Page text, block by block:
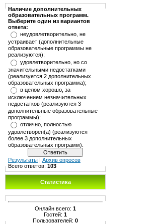
Наличие дополнительных
образовательных программ.
Выберите один из вариантов
ответа:
неудовлетворительно, не
устраивает (дополнительные
образовательные программы не
реализуются);
удовлетворительно, но со
значительными недостатками
(реализуется 2 дополнительных
образовательных программа);
в целом хорошо, за
исключением незначительных
недостатков (реализуются 3
дополнительные образовательные
программы);
отлично, полностью
удовлетворен(а) (реализуются
более 3 дополнительных
образовательных программ).
Результаты
Архив опросов
Всего ответов: 103
Статистика
Онлайн всего: 1
Гостей: 1
Пользователей: 0